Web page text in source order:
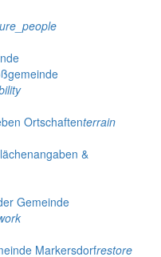
Ortschaftenterrain
&
Gemeinde
Markersdorfrestore